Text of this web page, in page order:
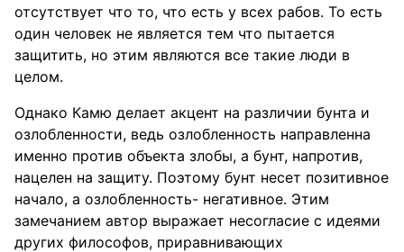
отсутствует что то, что есть у всех рабов. То есть
один человек не является тем что пытается
защитить, но этим являются все такие люди в
целом.
Однако Камю делает акцент на различии бунта и
озлобленности, ведь озлобленность направленна
именно против объекта злобы, а бунт, напротив,
нацелен на защиту. Поэтому бунт несет позитивное
начало, а озлобленность- негативное. Этим
замечанием автор выражает несогласие с идеями
других философов, приравнивающих